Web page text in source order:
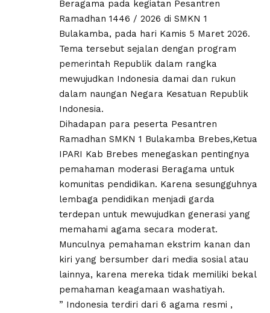
Beragama pada kegiatan Pesantren
Ramadhan 1446 / 2026 di SMKN 1
Bulakamba, pada hari Kamis 5 Maret 2026.
Tema tersebut sejalan dengan program
pemerintah Republik dalam rangka
mewujudkan Indonesia damai dan rukun
dalam naungan Negara Kesatuan Republik
Indonesia.
Dihadapan para peserta Pesantren
Ramadhan SMKN 1 Bulakamba Brebes,Ketua
IPARI Kab Brebes menegaskan pentingnya
pemahaman moderasi Beragama untuk
komunitas pendidikan. Karena sesungguhnya
lembaga pendidikan menjadi garda
terdepan untuk mewujudkan generasi yang
memahami agama secara moderat.
Munculnya pemahaman ekstrim kanan dan
kiri yang bersumber dari media sosial atau
lainnya, karena mereka tidak memiliki bekal
pemahaman keagamaan washatiyah.
” Indonesia terdiri dari 6 agama resmi ,